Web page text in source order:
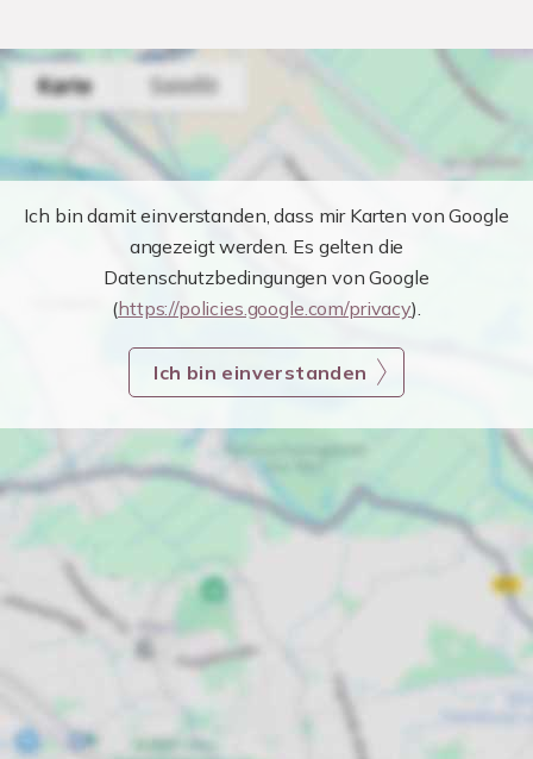
Ich bin damit einverstanden, dass mir Karten von Google
angezeigt werden. Es gelten die
Datenschutzbedingungen von Google
(https://policies.google.com/privacy).
Ich bin einverstanden